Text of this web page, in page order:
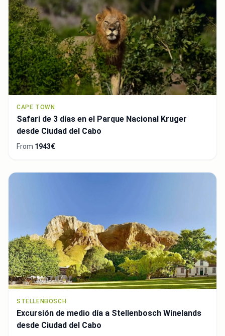
CAPE TOWN
Safari de 3 días en el Parque Nacional Kruger
desde Ciudad del Cabo
From 1943€
STELLENBOSCH
Excursión de medio día a Stellenbosch Winelands
desde Ciudad del Cabo